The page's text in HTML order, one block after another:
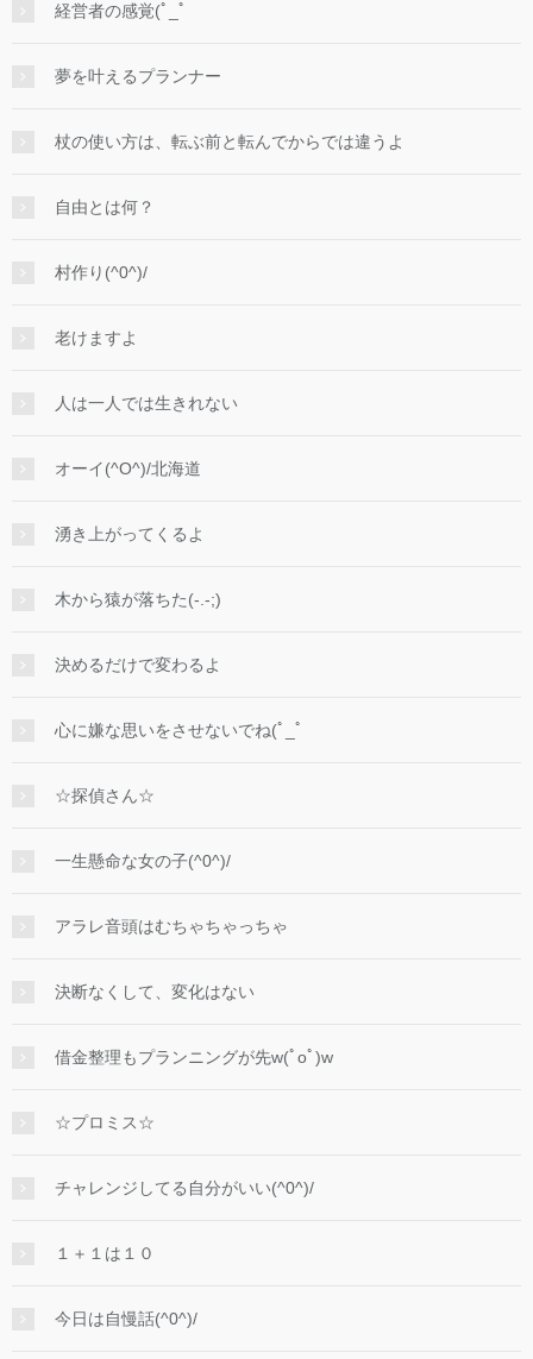
経営者の感覚(ﾟ_ﾟ
夢を叶えるプランナー
杖の使い方は、転ぶ前と転んでからでは違うよ
自由とは何？
村作り(^0^)/
老けますよ
人は一人では生きれない
オーイ(^O^)/北海道
湧き上がってくるよ
木から猿が落ちた(-.-;)
決めるだけで変わるよ
心に嫌な思いをさせないでね(ﾟ_ﾟ
☆探偵さん☆
一生懸命な女の子(^0^)/
アラレ音頭はむちゃちゃっちゃ
決断なくして、変化はない
借金整理もプランニングが先w(ﾟoﾟ)w
☆プロミス☆
チャレンジしてる自分がいい(^0^)/
１＋１は１０
今日は自慢話(^0^)/